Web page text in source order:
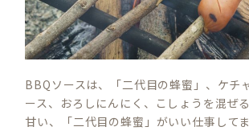
BBQソースは、「二代目の蜂蜜」、ケチ
ース、おろしにんにく、こしょうを混ぜ
甘い、「二代目の蜂蜜」がいい仕事して